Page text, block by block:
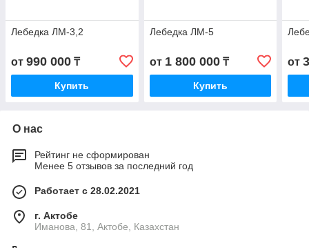
Лебедка ЛМ-3,2
от 990 000 ₸
Купить
Лебедка ЛМ-5
от 1 800 000₸
Купить
от
О нас
Рейтинг не сформирован
Менее 5 отзывов за последний год
Работает с 28.02.2021
г. Актобе
Иманова, 81, Актобе, Казахстан